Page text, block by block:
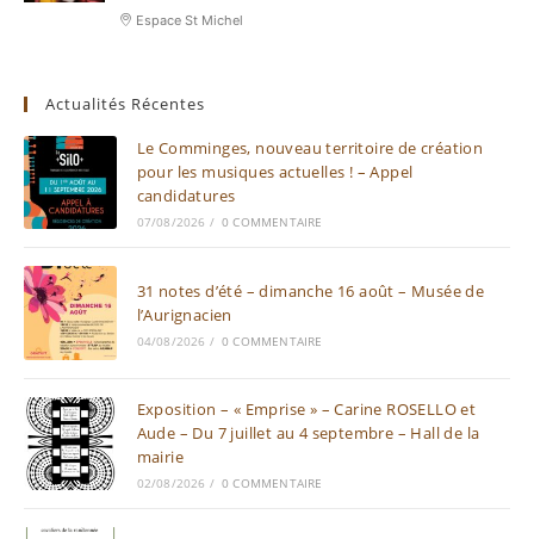
Espace St Michel
Actualités Récentes
Le Comminges, nouveau territoire de création
pour les musiques actuelles ! – Appel
candidatures
07/08/2026 / 0 COMMENTAIRE
31 notes d’été – dimanche 16 août – Musée de
l’Aurignacien
04/08/2026 / 0 COMMENTAIRE
Exposition – « Emprise » – Carine ROSELLO et
Aude – Du 7 juillet au 4 septembre – Hall de la
mairie
02/08/2026 / 0 COMMENTAIRE